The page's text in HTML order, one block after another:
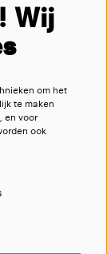
met de
Cloud Data Processing
Wij
om het
te maken
en voor
ook